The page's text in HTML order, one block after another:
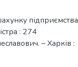
підприємства
: 274
– Харків :